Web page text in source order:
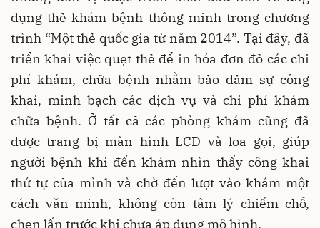
dụng thẻ khám bệnh thông minh trong chương
trình “Một thẻ quốc gia từ năm 2014”. Tại đây, đã
triển khai việc quẹt thẻ để in hóa đơn đỏ các chi
phí khám, chữa bệnh nhằm bảo đảm sự công
khai, minh bạch các dịch vụ và chi phí khám
chữa bệnh. Ở tất cả các phòng khám cũng đã
được trang bị màn hình LCD và loa gọi, giúp
người bệnh khi đến khám nhìn thấy công khai
thứ tự của mình và chờ đến lượt vào khám một
cách văn minh, không còn tâm lý chiếm chỗ,
chen lấn trước khi chưa áp dụng mô hình.